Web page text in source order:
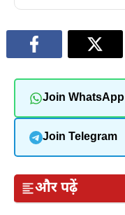
Join WhatsApp
Join Telegram
और पढ़ें